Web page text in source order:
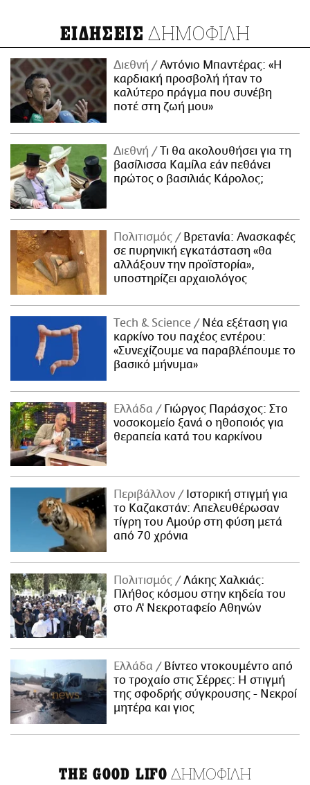
ΕΙΔΗΣΕΙΣ ΔΗΜΟΦΙΛΗ
Διεθνή
Αντόνιο Μπαντέρας: «Η
καρδιακή προσβολή ήταν το
καλύτερο πράγμα που συνέβη
ποτέ στη ζωή μου»
Διεθνή
Τι θα ακολουθήσει για τη
βασίλισσα Καμίλα εάν πεθάνει
πρώτος ο βασιλιάς Κάρολος;
Πολιτισμός
Βρετανία: Ανασκαφές
σε πυρηνική εγκατάσταση «θα
αλλάξουν την προϊστορία»,
υποστηρίζει αρχαιολόγος
Τech & Science
Νέα εξέταση για
καρκίνο του παχέος εντέρου:
«Συνεχίζουμε να παραβλέπουμε το
βασικό μήνυμα»
Ελλάδα
Γιώργος Παράσχος: Στο
νοσοκομείο ξανά ο ηθοποιός για
θεραπεία κατά του καρκίνου
Περιβάλλον
Ιστορική στιγμή για
το Καζακστάν: Απελευθέρωσαν
τίγρη του Αμούρ στη φύση μετά
από 70 χρόνια
Πολιτισμός
Λάκης Χαλκιάς:
Πλήθος κόσμου στην κηδεία του
στο Α' Νεκροταφείο Αθηνών
Ελλάδα
Βίντεο ντοκουμέντο από
το τροχαίο στις Σέρρες: Η στιγμή
της σφοδρής σύγκρουσης - Νεκροί
μητέρα και γιος
THE GOOD LIFO ΔΗΜΟΦΙΛΗ